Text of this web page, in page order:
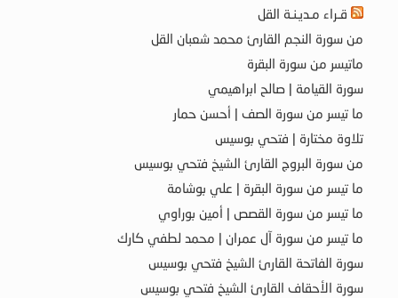
قـراء مـديـنـة القل
من سورة النجم القارئ محمد شعبان القل
ماتيسر من سورة البقرة
سورة القيامة | صالح ابراهيمي
ما تيسر من سورة الصف | أحسن حمار
تلاوة مختارة | فتحي بوسيس
من سورة البروج القارئ الشيخ فتحي بوسيس
ما تيسر من سورة البقرة | علي بوشامة
ما تيسر من سورة القصص | أمين بوراوي
ما تيسر من سورة آل عمران | محمد لطفي كارك
سورة الفاتحة القارئ الشيخ فتحي بوسيس
سورة الأحقاف القارئ الشيخ فتحي بوسيس